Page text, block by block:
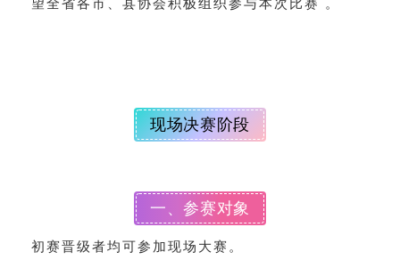
容
现场决赛阶段
一、参赛对象
初赛晋级者均可参加现场大赛。